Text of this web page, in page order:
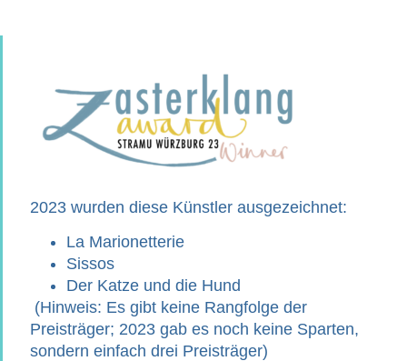
2023 wurden diese Künstler ausgezeichnet:
La Marionetterie
Sissos
Der Katze und die Hund
(Hinweis: Es gibt keine Rangfolge der
Preisträger; 2023 gab es noch keine Sparten,
sondern einfach drei Preisträger)